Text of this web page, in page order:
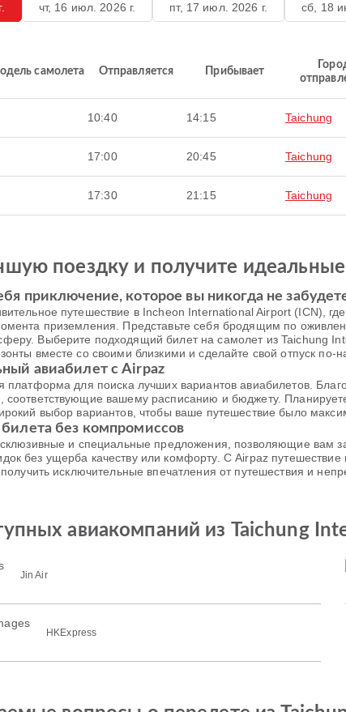
чт, 16 июл. 2026 г. пт, 17 июл. 2026 г. сб, 18
самолета Отправляется Прибывает
10:40 14:15 Taichung
17:00 20:45 Taichung
17:30 21:15 Taichung
поездку и получите
приключение, которое вы никогда не
путешествие в Incheon International Airport (ICN),
приземления. Представьте себя бродящим по
Выберите подходящий билет на самолет из Taichung
вместе со своими близкими и сделайте свой отпуск
авиабилет с Airpaz
для поиска лучших вариантов авиабилетов.
соответствующие вашему расписанию и бюджету.
выбор вариантов, чтобы ваше путешествие было
без компромиссов
и специальные предложения, позволяющие вам
без ущерба качеству или комфорту. С Airpaz
исключительные впечатления от путешествия и
авиакомпаний из Taichung
Jin Air
HKExpress